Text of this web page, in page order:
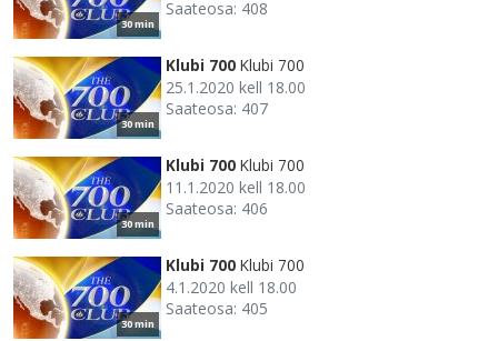
30 min
Saateosa: 408
30 min
Klubi 700 Klubi 700
25.1.2020 kell 18.00
Saateosa: 407
30 min
Klubi 700 Klubi 700
11.1.2020 kell 18.00
Saateosa: 406
30 min
Klubi 700 Klubi 700
4.1.2020 kell 18.00
Saateosa: 405